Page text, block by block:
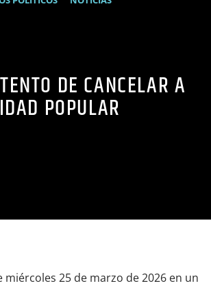
DE CANCELAR A
POPULAR
miércoles 25 de marzo de 2026 en un